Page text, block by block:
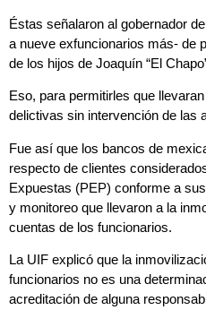
Éstas señalaron al gobernador
a nueve exfuncionarios más- de
de los hijos de Joaquín “El
Eso, para permitirles que
delictivas sin intervención de las
Fue así que los bancos de
respecto de clientes
Expuestas (PEP) conforme a
y monitoreo que llevaron a la
cuentas de los funcionarios.
La UIF explicó que la
funcionarios no es una
acreditación de alguna